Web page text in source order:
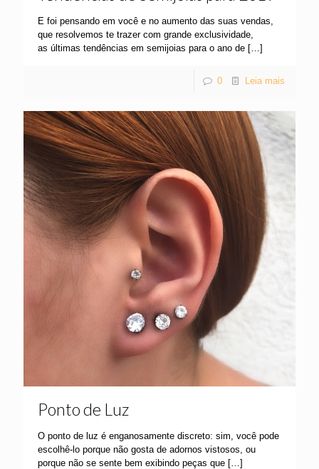
E foi pensando em você e no aumento das suas vendas,
que resolvemos te trazer com grande exclusividade,
as últimas tendências em semijoias para o ano de […]
0 Leia mais
Ponto de Luz
O ponto de luz é enganosamente discreto: sim, você pode
escolhê-lo porque não gosta de adornos vistosos, ou
porque não se sente bem exibindo peças que […]